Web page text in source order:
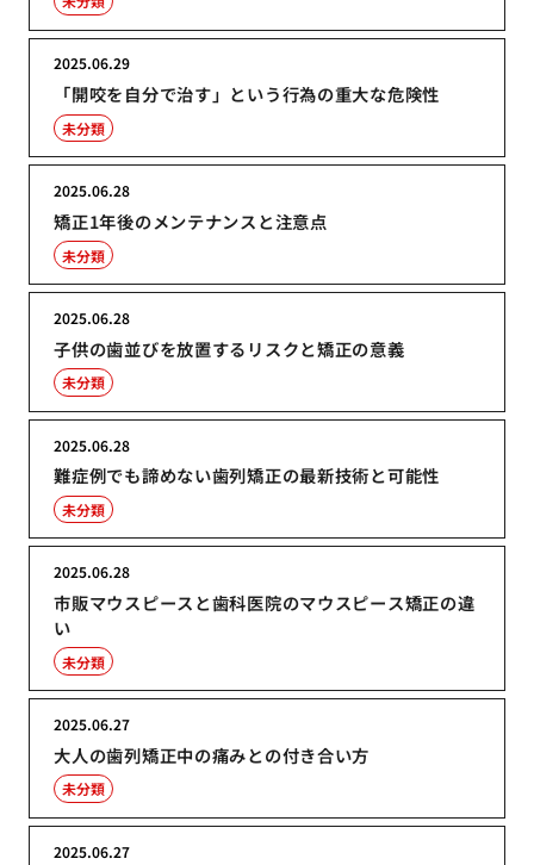
「開咬を自分で治す」という行為の重大な危険性
2025.06.29
未分類
矯正1年後のメンテナンスと注意点
2025.06.28
未分類
子供の歯並びを放置するリスクと矯正の意義
2025.06.28
未分類
難症例でも諦めない歯列矯正の最新技術と可能性
2025.06.28
未分類
市販マウスピースと歯科医院のマウスピース矯正の違
い
2025.06.28
未分類
大人の歯列矯正中の痛みとの付き合い方
2025.06.27
未分類
2025.06.27